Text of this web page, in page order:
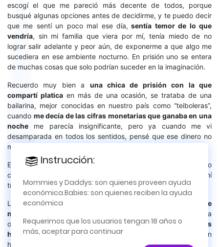
escogí el que me pareció más decente de todos, porque
busqué algunas opciones antes de decidirme, y te puedo decir
que me sentí un poco mal ese día, sentía temor de lo que
vendría, sin mi familia que viera por mí, tenía miedo de no
lograr salir adelante y peor aún, de exponerme a que algo me
sucediera en ese ambiente nocturno. En prisión uno se entera
de muchas cosas que solo podrían suceder en la imaginación.
Recuerdo muy bien a una chica de prisión con la que
compartí platicaen más de una ocasión, se trataba de una
bailarina, mejor conocidas en nuestro país como “teiboleras”,
cuando me decía de las cifras monetarias que ganaba en una
noche me parecía insignificante, pero ya cuando me vi
desamparada en todos los sentidos, pensé que ese dinero no
me caería mal. Por eso decidí tomar su ejemplo paso a paso.
Ella inició así exactamente, primero entró de mesera en un bar o
club nudista, y entonces aprendió de las chicas que ahí
trabajaban, y se ascendió a bailarina. Esa era mi tirada.
Lo hice.En mi jodida vida nunca había trabajado, menos de
mesera
, por lo que mis nervios me traicionaron en mas de una
ocasión. Tiré bebidas, serví mal las copas, etc. Pero
los
hombres siempre fueron amables
, no conozco a ningún
hombre que sea grosero con una bella mujer.
Instrucción:
Este es un sitio para relaciones
amorosas de la vida real; asesoría o tutoría;
apoyo financiero y encuentros. No se admite la
videos y no se permiten relaciones solo por
Internet.
Instrucción:
Mommies y Daddys: son quienes proveen ayuda
económica.Babies: son quienes reciben la ayuda
económica
Requerimos que los usuarios tengan 18 años o
más, aceptar para continuar